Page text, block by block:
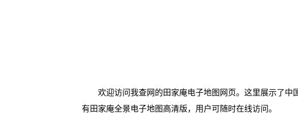
欢迎访问我查网的田家庵电子地图网页。这里展示了
有田家庵全景电子地图高清版，用户可随时在线访问。